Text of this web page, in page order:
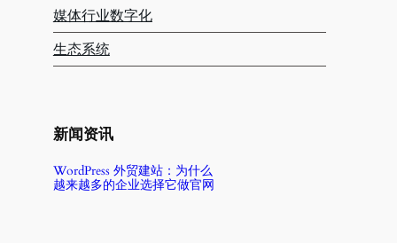
媒体行业数字化
生态系统
新闻资讯
WordPress 外贸建站：为什么
越来越多的企业选择它做官网